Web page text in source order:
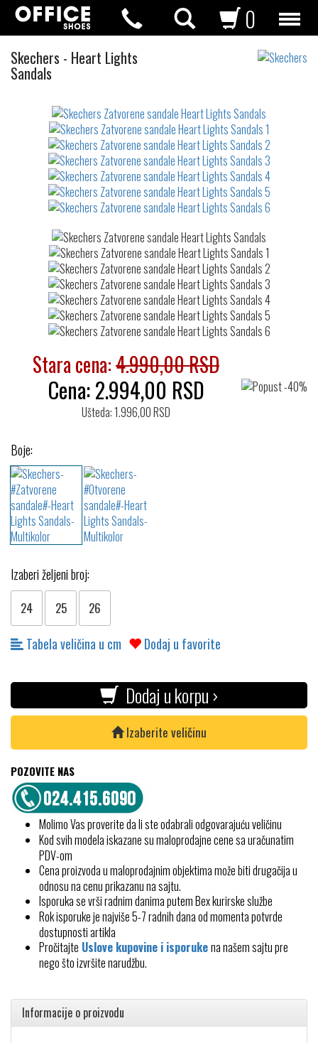
0
Skechers Zatvorene
- Heart Lights
Sandals
waterproof
waterrepellent
Stara cena:4.990,00 RSD
Cena:2.994,00 RSD
Ušteda: 1.996,00 RSD
Boje:
Izaberi željeni broj:
24 25 26
Tabela veličina u cm Dodaj u favorite
Dodaj u korpu ›
Izaberite veličinu
POZOVITE NAS
Molimo Vas proverite da li ste odabrali odgovarajuću veličinu
Kod svih modela iskazane su maloprodajne cene sa uračunatim
PDV-om
Cena proizvoda u maloprodajnim objektima može biti drugačija u
odnosu na cenu prikazanu na sajtu.
Isporuka se vrši radnim danima putem Bex kurirske službe
Rok isporuke je najviše 5-7 radnih dana od momenta potvrde
dostupnosti artikla
Pročitajte Uslove kupovine i isporukena našem sajtu pre
nego što izvršite narudžbu.
Informacije o proizvodu